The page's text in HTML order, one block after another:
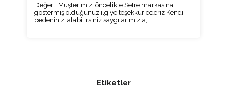
Değerli Müşterimiz, öncelikle Setre markasına
göstermiş olduğunuz ilgiye teşekkür ederiz Kendi
bedeninizi alabilirsiniz saygılarımızla,
Etiketler